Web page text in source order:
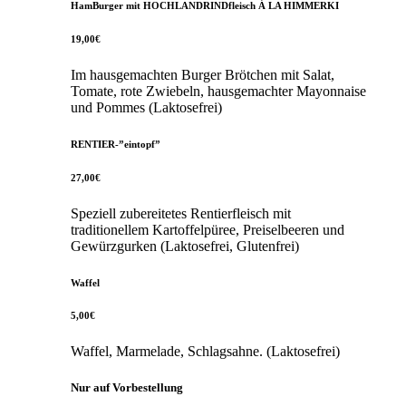
HamBurger mit HOCHLANDRINDfleisch Á LA HIMMERKI
19,00€
Im hausgemachten Burger Brötchen mit Salat,
Tomate, rote Zwiebeln, hausgemachter Mayonnaise
und Pommes (Laktosefrei)
RENTIER-”eintopf”
27,00€
Speziell zubereitetes Rentierfleisch mit
traditionellem Kartoffelpüree, Preiselbeeren und
Gewürzgurken (Laktosefrei, Glutenfrei)
Waffel
5,00€
Waffel, Marmelade, Schlagsahne. (Laktosefrei)
Nur auf Vorbestellung